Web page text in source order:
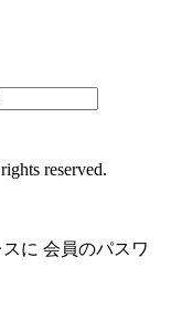
reserved.
に 会員のパスワ